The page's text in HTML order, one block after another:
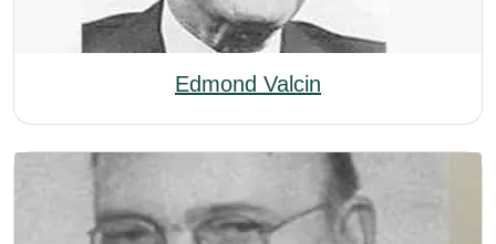
Edmond Valcin